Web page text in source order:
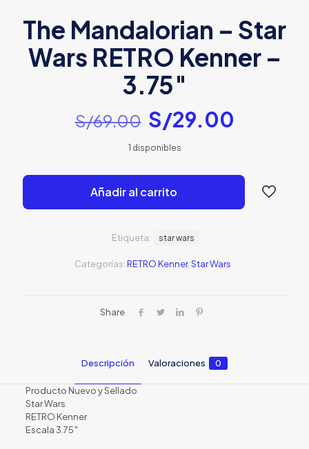
The Mandalorian – Star
Wars RETRO Kenner –
3.75″
S/69.00 El
precio
original
era:
S/69.00.
S/29.00
es:
S/
1 disponibles
Añadir al carrito
Categorías:RETRO Kenner,Star Wars
Etiqueta: star wars
Share
Descripción Valoraciones 0
Producto Nuevo y Sellado
Star Wars
RETRO Kenner
Escala 3.75″